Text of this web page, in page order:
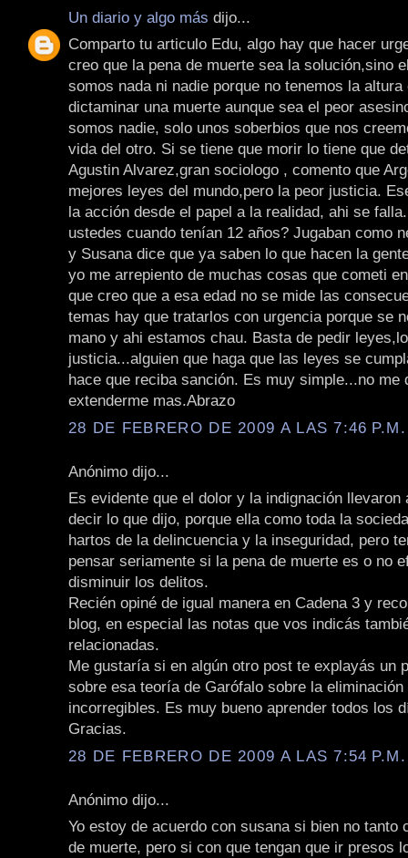
Un diario y algo más dijo...
Comparto tu articulo Edu, algo hay que hacer
creo que la pena de muerte sea la solución,sino
somos nada ni nadie porque no tenemos la altura
dictaminar una muerte aunque sea el peor
somos nadie, solo unos soberbios que nos
vida del otro. Si se tiene que morir lo tiene que
Agustin Alvarez,gran sociologo , comento que
mejores leyes del mundo,pero la peor justicia.
la acción desde el papel a la realidad, ahi se
ustedes cuando tenían 12 años? Jugaban como
y Susana dice que ya saben lo que hacen la
yo me arrepiento de muchas cosas que cometi
que creo que a esa edad no se mide las
temas hay que tratarlos con urgencia porque se
mano y ahi estamos chau. Basta de pedir
justicia...alguien que haga que las leyes se
hace que reciba sanción. Es muy simple...no me
extenderme mas.Abrazo
28 DE FEBRERO DE 2009 A LAS 7:46 P.M.
Anónimo dijo...
Es evidente que el dolor y la indignación llevaron
decir lo que dijo, porque ella como toda la
hartos de la delincuencia y la inseguridad, pero
pensar seriamente si la pena de muerte es o no
disminuir los delitos.
Recién opiné de igual manera en Cadena 3 y
blog, en especial las notas que vos indicás
relacionadas.
Me gustaría si en algún otro post te explayás un
sobre esa teoría de Garófalo sobre la eliminación
incorregibles. Es muy bueno aprender todos los
Gracias.
28 DE FEBRERO DE 2009 A LAS 7:54 P.M.
Anónimo dijo...
Yo estoy de acuerdo con susana si bien no tanto
de muerte, pero si con que tengan que ir presos